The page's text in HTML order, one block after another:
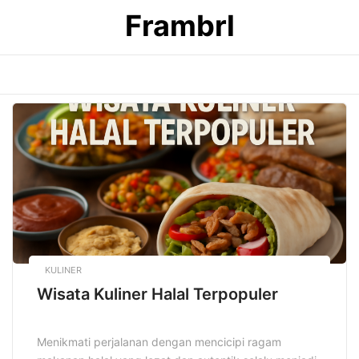
Frambrl
KULINER
Wisata Kuliner Halal Terpopuler
Menikmati perjalanan dengan mencicipi ragam